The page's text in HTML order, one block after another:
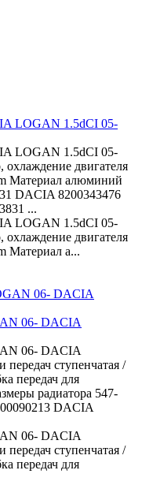
LOGAN 1.5dCI 05-
LOGAN 1.5dCI 05-
двигателя
Материал алюминий
DACIA 8200343476
...
LOGAN 1.5dCI 05-
двигателя
Материал а...
06- DACIA
06- DACIA
ступенчатая /
передач для
радиатора 547-
DACIA
06- DACIA
ступенчатая /
передач для